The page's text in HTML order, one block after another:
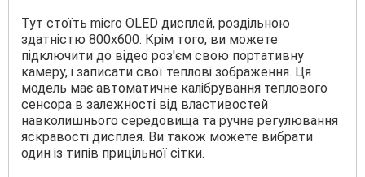
Тут стоїть micro OLED дисплей, роздільною
здатністю 800x600. Крім того, ви можете
підключити до відео роз'єм свою портативну
камеру, і записати свої теплові зображення. Ця
модель має автоматичне калібрування теплового
сенсора в залежності від властивостей
навколишнього середовища та ручне регулювання
яскравості дисплея. Ви також можете вибрати
один із типів прицільної сітки.